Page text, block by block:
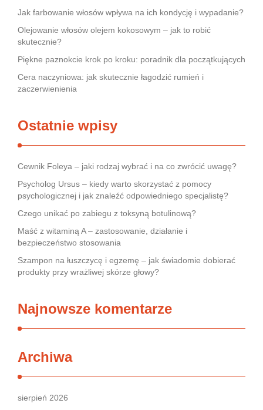
Jak farbowanie włosów wpływa na ich kondycję i wypadanie?
Olejowanie włosów olejem kokosowym – jak to robić
skutecznie?
Piękne paznokcie krok po kroku: poradnik dla początkujących
Cera naczyniowa: jak skutecznie łagodzić rumień i
zaczerwienienia
Ostatnie wpisy
Cewnik Foleya – jaki rodzaj wybrać i na co zwrócić uwagę?
Psycholog Ursus – kiedy warto skorzystać z pomocy
psychologicznej i jak znaleźć odpowiedniego specjalistę?
Czego unikać po zabiegu z toksyną botulinową?
Maść z witaminą A – zastosowanie, działanie i
bezpieczeństwo stosowania
Szampon na łuszczycę i egzemę – jak świadomie dobierać
produkty przy wrażliwej skórze głowy?
Najnowsze komentarze
Archiwa
sierpień 2026